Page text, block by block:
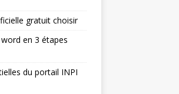
gratuit choisir
en 3 étapes
du portail INPI